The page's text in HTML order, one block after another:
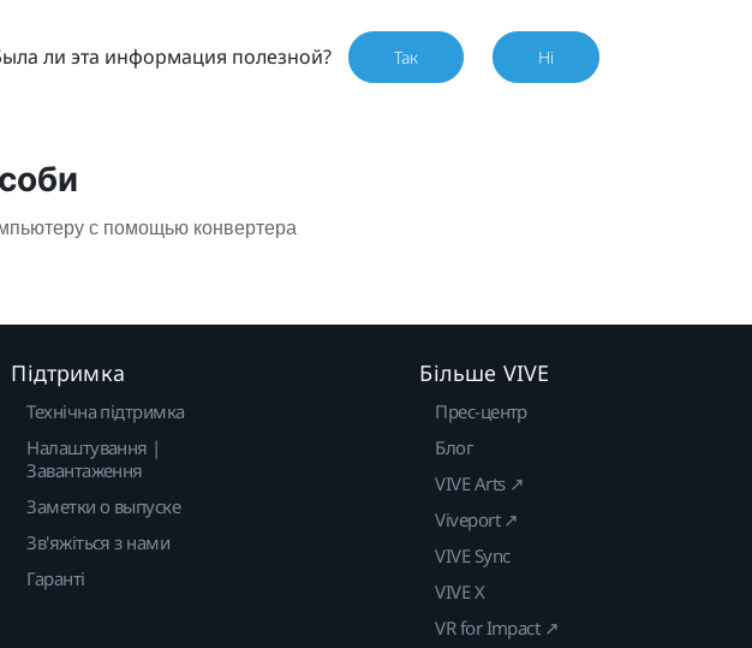
ли эта информация полезной? Так Ні
с помощью конвертера
Підтримка
Технічна підтримка
Налаштування |
Завантаження
Заметки о выпуске
Зв'яжіться з нами
Гаранті
Більше VIVE
Прес-центр
Блог
VIVE Arts ↗
Viveport ↗
VIVE Sync
VIVE X
VR for Impact ↗